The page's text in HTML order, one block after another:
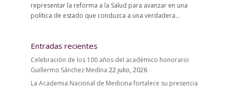
representar la reforma a la Salud para avanzar en una
política de estado que conduzca a una verdadera...
Entradas recientes
Celebración de los 100 años del académico honorario
Guillermo Sánchez Medina 22 julio, 2026
La Academia Nacional de Medicina fortalece su presencia